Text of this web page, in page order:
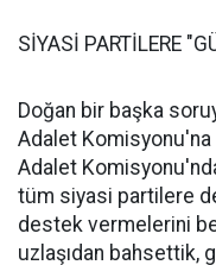
SİYASİ PARTİLERE
Doğan bir başka
Adalet Komisyonu'na
Adalet
tüm siyasi partilere
destek vermelerini
uzlaşıdan bahsettik,